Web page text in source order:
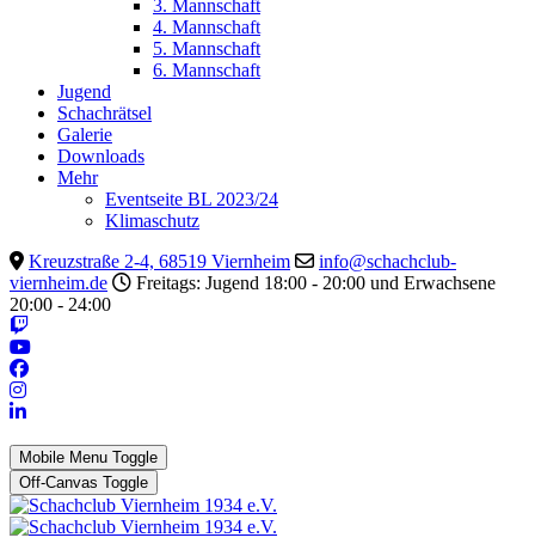
3. Mannschaft
4. Mannschaft
5. Mannschaft
6. Mannschaft
Jugend
Schachrätsel
Galerie
Downloads
Mehr
Eventseite BL 2023/24
Klimaschutz
Kreuzstraße 2-4, 68519 Viernheim
info@schachclub-
viernheim.de
Freitags: Jugend 18:00 - 20:00 und Erwachsene
20:00 - 24:00
Mobile Menu Toggle
Off-Canvas Toggle